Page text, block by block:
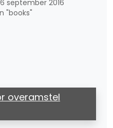
september 2016
"books"
overamstel